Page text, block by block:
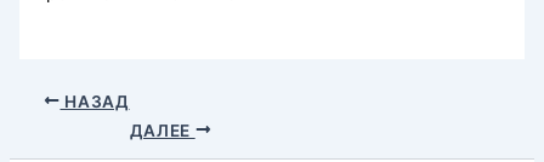
НАЗАД
ДАЛЕЕ